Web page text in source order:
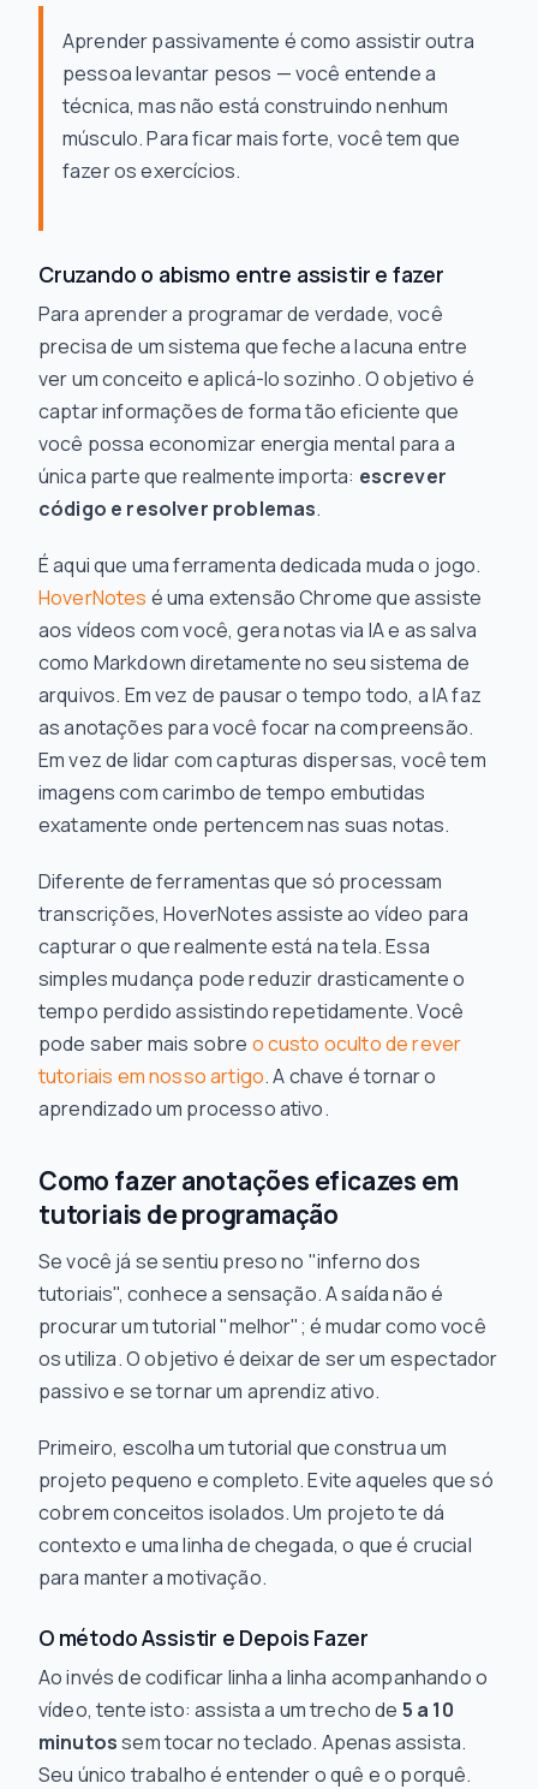
Aprender passivamente é como assistir outra
pessoa levantar pesos — você entende a
técnica, mas não está construindo nenhum
músculo. Para ficar mais forte, você tem que
fazer os exercícios.
Cruzando o abismo entre assistir e fazer
Para aprender a programar de verdade, você
precisa de um sistema que feche a lacuna entre
ver um conceito e aplicá-lo sozinho. O objetivo é
captar informações de forma tão eficiente que
você possa economizar energia mental para a
única parte que realmente importa: escrever
código e resolver problemas.
É aqui que uma ferramenta dedicada muda o jogo.
HoverNotes é uma extensão Chrome que assiste
aos vídeos com você, gera notas via IA e as salva
como Markdown diretamente no seu sistema de
arquivos. Em vez de pausar o tempo todo, a IA faz
as anotações para você focar na compreensão.
Em vez de lidar com capturas dispersas, você tem
imagens com carimbo de tempo embutidas
exatamente onde pertencem nas suas notas.
Diferente de ferramentas que só processam
transcrições, HoverNotes assiste ao vídeo para
capturar o que realmente está na tela. Essa
simples mudança pode reduzir drasticamente o
tempo perdido assistindo repetidamente. Você
pode saber mais sobre o custo oculto de rever
tutoriais em nosso artigo. A chave é tornar o
aprendizado um processoativo.
Como fazer anotações eficazes em
tutoriais de programação
Se você já se sentiu preso no "inferno dos
tutoriais", conhece a sensação. A saída não é
procurar um tutorial "melhor"; é mudarcomovocê
os utiliza. O objetivo é deixar de ser um espectador
passivo e se tornar um aprendiz ativo.
Primeiro, escolha um tutorial que construa um
projeto pequeno e completo. Evite aqueles que só
cobrem conceitos isolados. Um projeto te dá
contexto e uma linha de chegada, o que é crucial
para manter a motivação.
O método Assistir e Depois Fazer
Ao invés de codificar linha a linha acompanhando o
vídeo, tente isto: assista a um trecho de 5 a 10
minutossem tocar no teclado. Apenas assista.
Seu único trabalho é entender oquê e o porquê.